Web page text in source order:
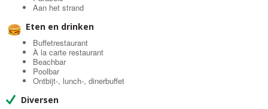
Aan het strand
Eten en drinken
Buffetrestaurant
À la carte restaurant
Beachbar
Poolbar
Ontbijt-, lunch-, dinerbuffet
Diversen